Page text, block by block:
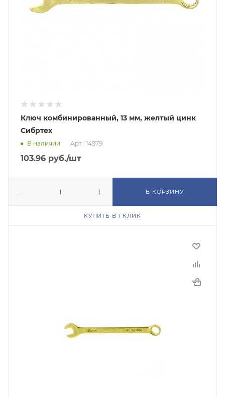
Ключ комбинированный, 13 мм, желтый цинк
Сибртех
В наличии Арт.: 14979
103.96 руб./шт
В КОРЗИНУ
КУПИТЬ В 1 КЛИК